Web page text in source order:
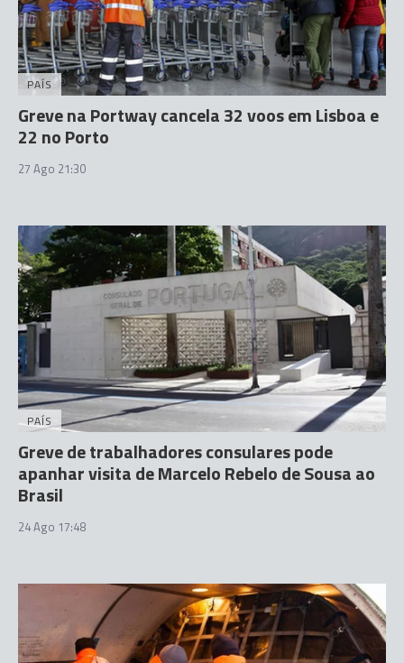
PAÍS
Greve na Portway cancela 32 voos em Lisboa e
22 no Porto
27 Ago 21:30
PAÍS
Greve de trabalhadores consulares pode
apanhar visita de Marcelo Rebelo de Sousa ao
Brasil
24 Ago 17:48